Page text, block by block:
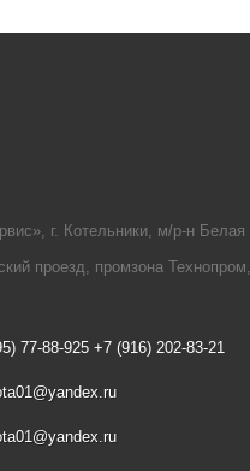
г. Котельники, м/р-н Белая
проезд, промзона Технопром,
77-88-925 +7 (916) 202-83-21